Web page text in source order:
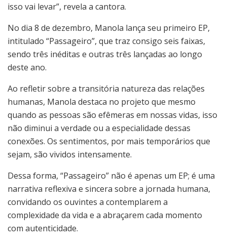
isso vai levar”, revela a cantora.
No dia 8 de dezembro, Manola lança seu primeiro EP,
intitulado “Passageiro”, que traz consigo seis faixas,
sendo três inéditas e outras três lançadas ao longo
deste ano.
Ao refletir sobre a transitória natureza das relações
humanas, Manola destaca no projeto que mesmo
quando as pessoas são efêmeras em nossas vidas, isso
não diminui a verdade ou a especialidade dessas
conexões. Os sentimentos, por mais temporários que
sejam, são vividos intensamente.
Dessa forma, “Passageiro” não é apenas um EP; é uma
narrativa reflexiva e sincera sobre a jornada humana,
convidando os ouvintes a contemplarem a
complexidade da vida e a abraçarem cada momento
com autenticidade.